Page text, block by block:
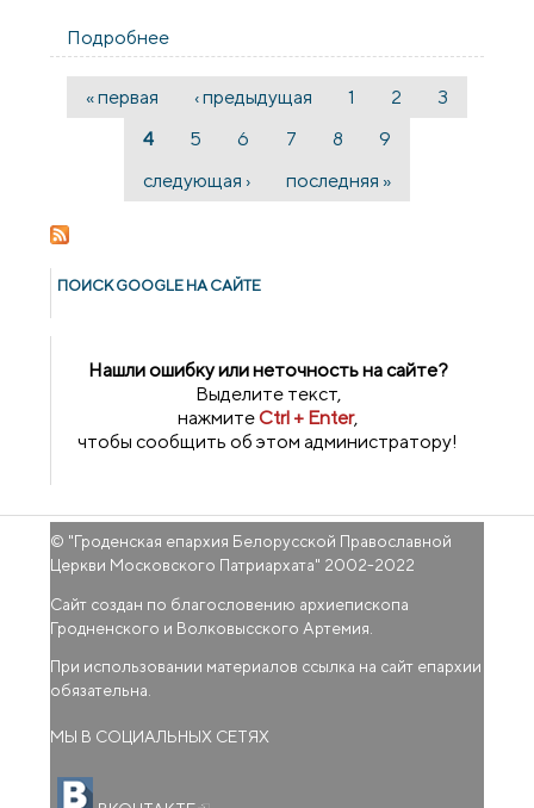
Подробнее
города Гродно
Страницы
« первая ‹ предыдущая 1 2
3
4
5 6 7 8
9
следующая ›
последняя »
ПОИСК GOОGLE НА САЙТЕ
Нашли ошибку или неточность на сайте?
Выделите текст,
нажмитеCtrl + Enter,
чтобы сообщить об этом администратору!
© "Гроденская епархия Белорусской Православной
Церкви Московского Патриархата" 2002-2022
Сайт создан по благословению архиепископа
Гродненского и Волковысского Артемия.
При использовании материалов ссылка на сайт епархии
обязательна.
МЫ В СОЦИАЛЬНЫХ СЕТЯХ